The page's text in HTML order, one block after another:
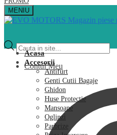
MENIU
Products
search
Contul Meu
Acasa
Accesorii
Antifurt
Genti Cutii Bagaje
Ghidon
Huse Protectie
Mansoane
Oglinzi
Parbrize